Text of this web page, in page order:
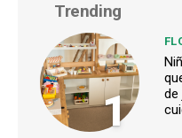
Trending
1
de